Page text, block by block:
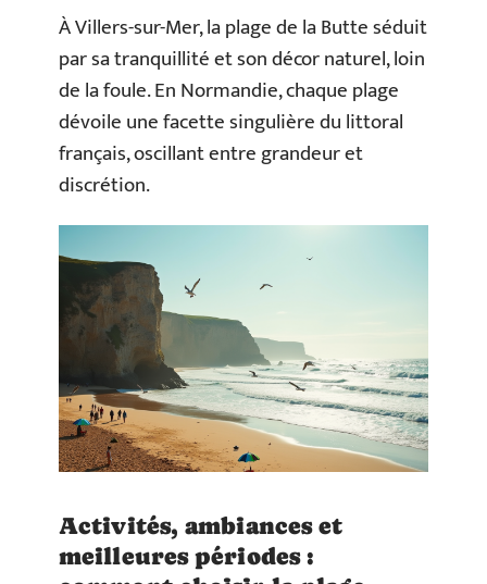
À Villers-sur-Mer, la plage de la Butte séduit
par sa tranquillité et son décor naturel, loin
de la foule. En Normandie, chaque plage
dévoile une facette singulière du littoral
français, oscillant entre grandeur et
discrétion.
Activités, ambiances et
meilleures périodes :